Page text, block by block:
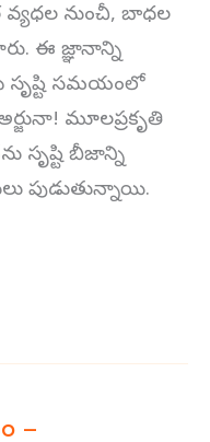
వ్యధల నుంచీ, బాధల
ఈ జ్ఞానాన్ని
సృష్టి సమయంలో
మూలప్రకృతి
సృష్టి బీజాన్ని
పుడుతున్నాయి.
–